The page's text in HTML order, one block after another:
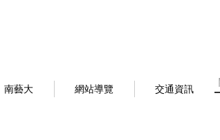
南藝大 網站導覽 交通資訊